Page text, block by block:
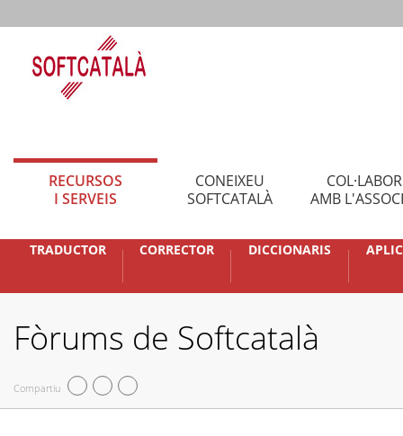
RECURSOS
I SERVEIS
CONEIXEU
SOFTCATALÀ
AMB
TRADUCTOR CORRECTOR DICCIONARIS
Fòrums de Softcatalà
Compartiu